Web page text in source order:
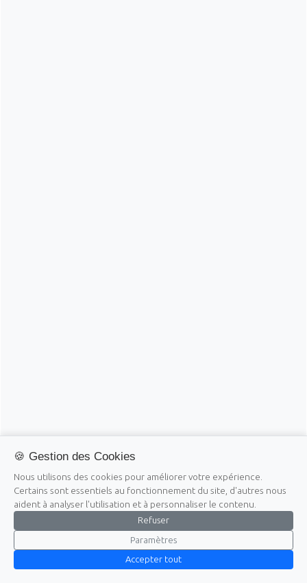
🍪 Gestion des Cookies
Nous utilisons des cookies pour améliorer votre expérience.
Certains sont essentiels au fonctionnement du site, d'autres nous
aident à analyser l'utilisation et à personnaliser le contenu.
Refuser
Paramètres
Accepter tout